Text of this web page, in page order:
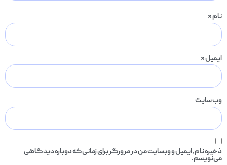
نام*
ایمیل*
وب‌ سایت
ذخیره نام، ایمیل و وبسایت من در مرورگر برای زمانی که دوباره دیدگاهی
می‌نویسم.